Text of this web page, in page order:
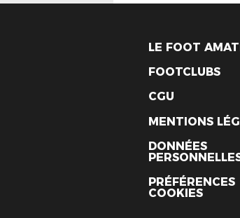
LE FOOT
FOOTCLUBS
CGU
MENTIONS
DONNÉES
PRÉFÉRENCES
COOKIES